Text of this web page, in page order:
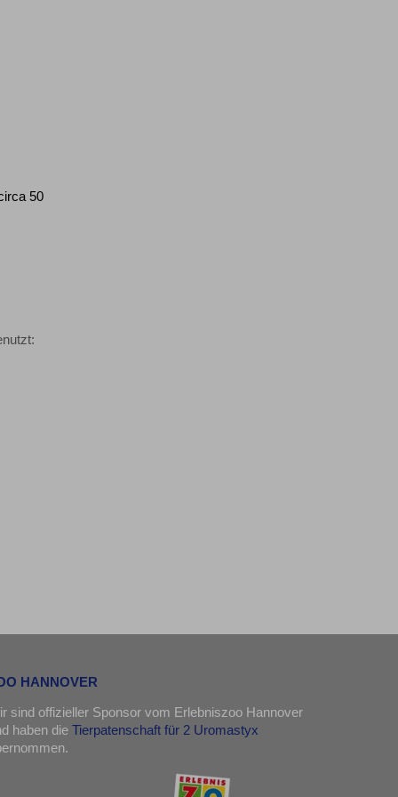
50
HANNOVER
sind offizieller Sponsor vom Erlebniszoo Hannover
haben die Tierpatenschaft für 2 Uromastyx